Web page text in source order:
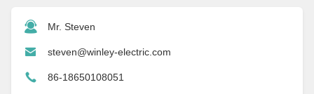
Mr. Steven
steven@winley-electric.com
86-18650108051